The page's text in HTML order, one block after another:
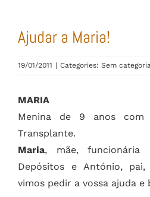
Ajudar a Maria!
19/01/2011 | Categories: Sem
MARIA
Menina de 9 anos com
Transplante.
Maria, mãe, funcionária
Depósitos e António, pai,
vimos pedir a vossa ajuda e